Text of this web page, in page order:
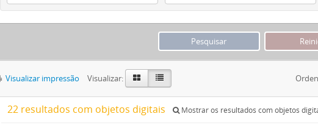
Visualizar impressão Visualizar:
22 resultados com objetos digitais Mostrar os resultados com objetos